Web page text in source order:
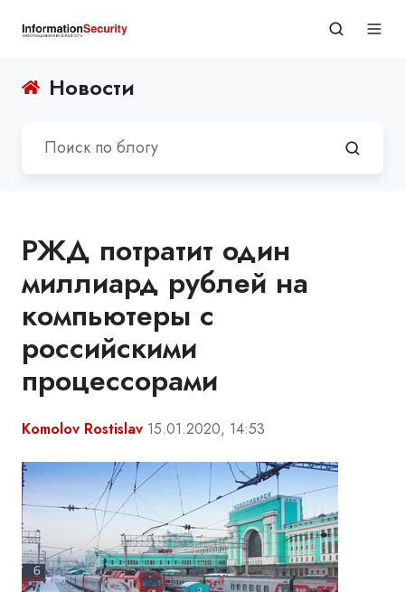
Новости
РЖД потратит один
миллиард рублей на
компьютеры с
российскими
процессорами
Komolov Rostislav 15.01.2020, 14:53